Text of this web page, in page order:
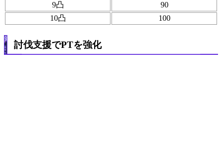
9凸
90
10凸
100
討伐支援でPTを強化